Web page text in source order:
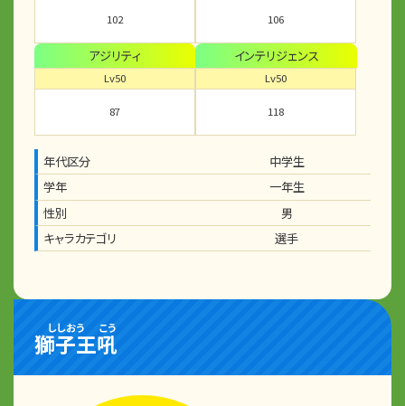
102 106
アジリティ
Lv50
87
インテリジェンス
Lv50
118
年代区分
中学生
学年
一年生
性別
男
キャラカテゴリ
選手
獅子王
ししおう
吼
こう